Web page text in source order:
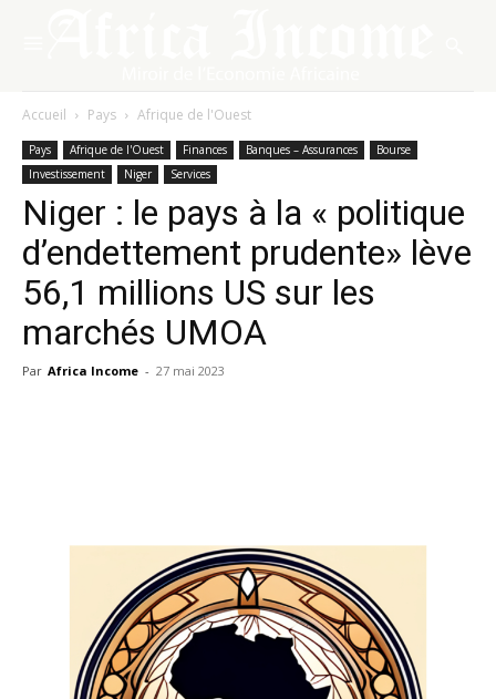
Accueil Pays Afrique de l'Ouest
Pays Afrique de l'Ouest Finances Banques – Assurances
Bourse
Investissement
Niger Services
Niger : le pays à la « politique
d’endettement prudente» lève
56,1 millions US sur les
marchés UMOA
Par Africa Income - 27 mai 2023